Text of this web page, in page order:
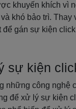
khuyến khích vì
khó bảo trì. Thay
để gán sự kiện
sự kiện
những công nghệ
để xử lý sự kiện